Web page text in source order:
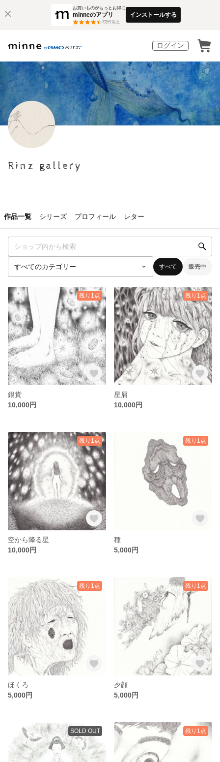
お買いものがもっとお得に
minneのアプリ
3万件以上
インストールする
ログイン
Rinz gallery
作品一覧 シリーズ プロフィール レター
すべて 販売中
残り1点
銀貨
10,000円
残り1点
星屑
10,000円
残り1点
空から降る星
10,000円
残り1点
種
5,000円
残り1点
ほくろ
5,000円
残り1点
夕顔
5,000円
SOLD OUT 残り1点